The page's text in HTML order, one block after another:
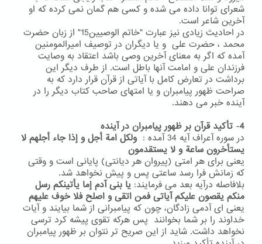
شعرای توانا داده می شده و کسی هم گمان نمی کرده که او
آخرین شاعر است.
در احادیث زیادی نیز عبارت "خاتم الوصیین15" از زبان حضرت
محمد ، حضرت علی و یا دیگران در توصیف امیرالمومنین
آمده که اگر به معنای آخرین وصی باشد اعتقاد به وصایت
فرزندان علی و امامت آنها باطل است. از طرف دیگر این
برداشت در تعارض کامل با آیاتی از قرآن قرار دارد که به
صراحت ظهور پیامبران و یا امتهای صاحب کتاب دیگر را در
آینده خبر می دهند.
4
- تأکید قرآن بر ظهور پیامبران در آینده
در سوره آعراف آیه 34 آمده :
ولکل امة أجل و إذا جاء أجلهم لا
یستأخرون ساعة و لا یستقدمون
یعنی برای هر امتی (پیروان هر دیانتی) پایانی است و وقتی
که زمانش فرا رسد ساعتی پس و پیش نخواهد شد.
بلافاصله درآیه بعد می فرمایند: یا بنی آدم إما یأتینکم رسل
منکم یقصون علیکم آیاتی فمن اتقی و اصلح فلا خوف علیهم
یعنی ای آدمی زادگان، چون که پیامبرانی از شما بیایند و آیات
خداوند را بر شما بخوانند پس هرکه تقوی پیشه کرد ترسی
نخواهد داشت. شاید از این صریح تر نتوان بر ظهور پیامبران